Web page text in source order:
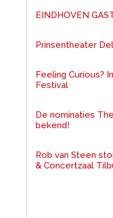
EINDHOVEN
Prinsentheater
Feeling Curious?
Festival
De nominaties
bekend!
Rob van Steen
& Concertzaal